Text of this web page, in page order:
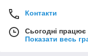
Контакти
Сьогодні працює
Показати весь